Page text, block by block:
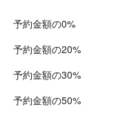
予約金額の0%
予約金額の20%
予約金額の30%
予約金額の50%